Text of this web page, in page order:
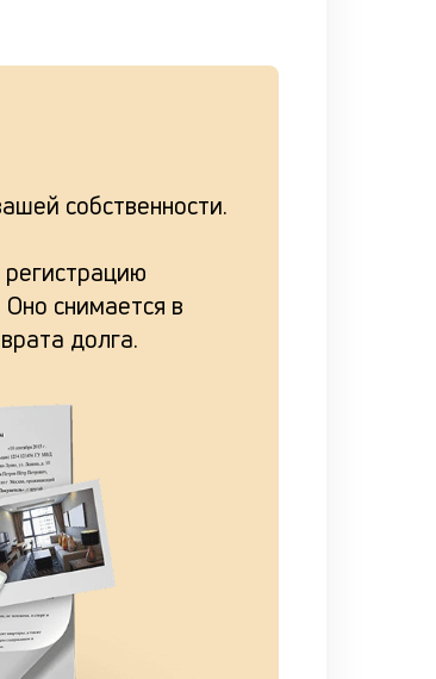
собственности.
снимается в
долга.